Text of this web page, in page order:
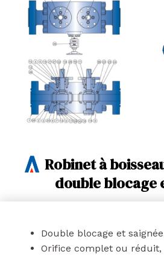
Robinet à
double blocage
Double blocage et
Orifice complet ou